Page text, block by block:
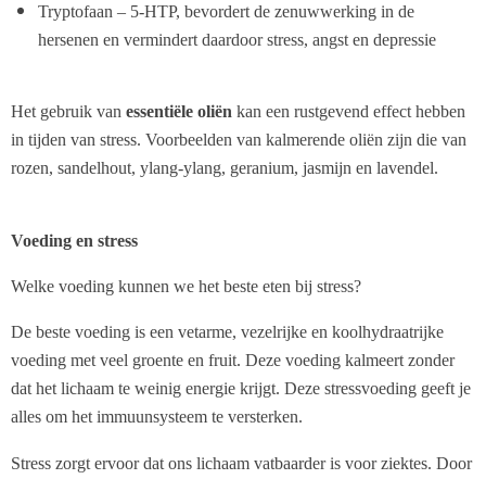
Tryptofaan – 5-HTP, bevordert de zenuwwerking in de
hersenen en vermindert daardoor stress, angst en depressie
Het gebruik van essentiële oliën kan een rustgevend effect hebben
in tijden van stress. Voorbeelden van kalmerende oliën zijn die van
rozen, sandelhout, ylang-ylang, geranium, jasmijn en lavendel.
Voeding en stress
Welke voeding kunnen we het beste eten bij stress?
De beste voeding is een vetarme, vezelrijke en koolhydraatrijke
voeding met veel groente en fruit. Deze voeding kalmeert zonder
dat het lichaam te weinig energie krijgt. Deze stressvoeding geeft je
alles om het immuunsysteem te versterken.
Stress zorgt ervoor dat ons lichaam vatbaarder is voor ziektes. Door